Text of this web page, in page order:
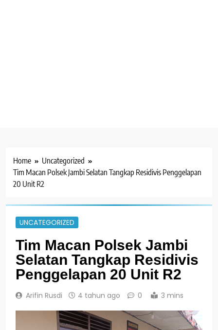
Home
Uncategorized
Tim Macan Polsek Jambi Selatan Tangkap Residivis Penggelapan
20 Unit R2
UNCATEGORIZED
Tim Macan Polsek Jambi
Selatan Tangkap Residivis
Penggelapan 20 Unit R2
Arifin Rusdi 4 tahun ago 0 3 mins